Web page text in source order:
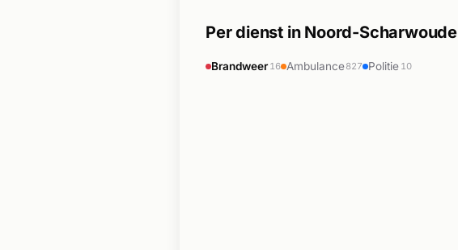
Per dienst in Noord-Scharwoude
Brandweer 16 Ambulance827 Politie 10